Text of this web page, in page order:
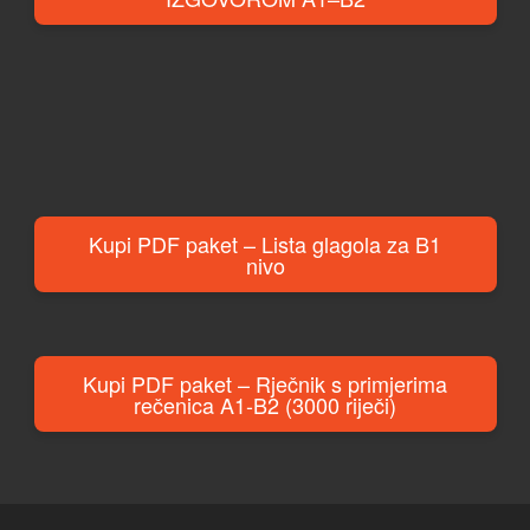
Kupi PDF paket – Lista glagola za B1
nivo
Kupi PDF paket – Rječnik s primjerima
rečenica A1-B2 (3000 riječi)